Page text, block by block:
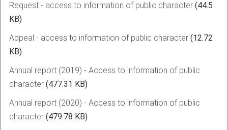
Request - access to information of public character (44.5
KB)
Appeal - access to information of public character (12.72
KB)
Annual report (2019) - Access to information of public
character (477.31 KB)
Annual report (2020) - Access to information of public
character (479.78 KB)